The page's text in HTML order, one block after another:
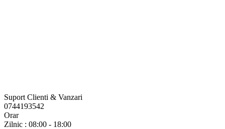
Suport Clienti & Vanzari
0744193542
Orar
Zilnic : 08:00 - 18:00